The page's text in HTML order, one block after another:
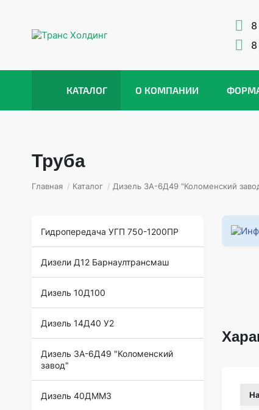
КАТАЛОГ О КОМПАНИИ
Труба
Главная / Каталог / Дизель 3А-6Д49 "Коломенский
Гидропередача УГП 750-1200ПР
Дизели Д12 Барнаултрансмаш
Дизель 10Д100
Дизель 14Д40 У2
Дизель 3А-6Д49 "Коломенский
завод"
Дизель 40ДММЗ